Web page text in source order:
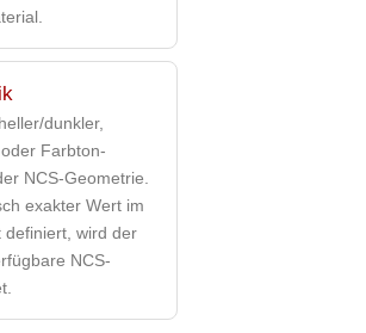
dunkler,
Farbton-
NCS-Geometrie.
exakter Wert im
definiert, wird der
NCS-